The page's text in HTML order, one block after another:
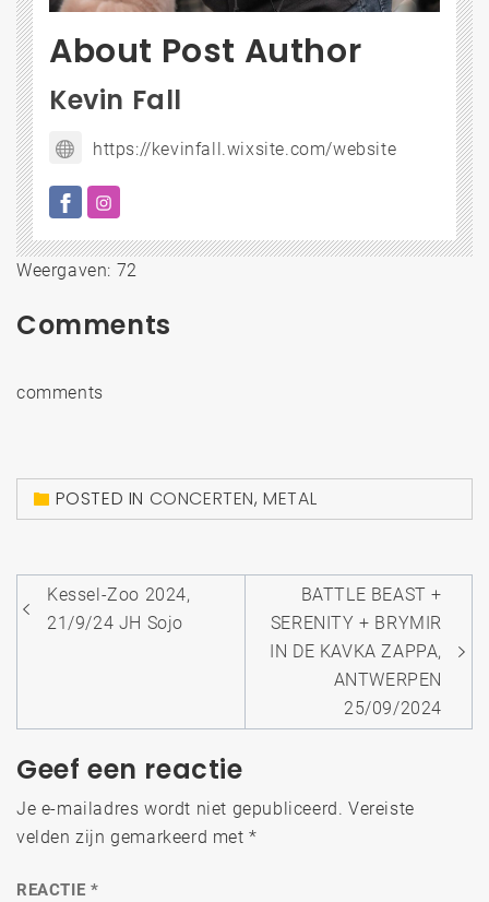
About Post Author
Kevin Fall
https://kevinfall.wixsite.com/website
Weergaven: 72
Comments
comments
POSTED IN CONCERTEN,METAL
Bericht
navigatie
Kessel-Zoo 2024,
21/9/24 JH Sojo
BATTLE BEAST +
SERENITY + BRYMIR
IN DE KAVKA ZAPPA,
ANTWERPEN
25/09/2024
Geef een reactie
Je e-mailadres wordt niet gepubliceerd. Vereiste
velden zijn gemarkeerd met*
REACTIE *